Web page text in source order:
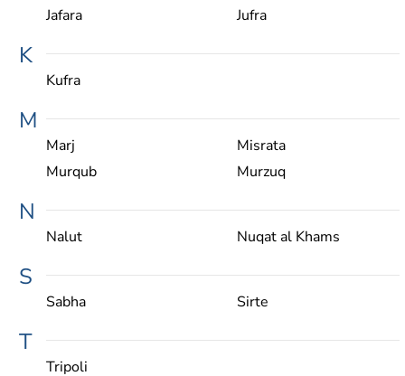
Jafara
Jufra
K
Kufra
M
Marj
Misrata
Murqub
Murzuq
N
Nalut Nuqat al Khams
S
Sabha Sirte
T
Tripoli